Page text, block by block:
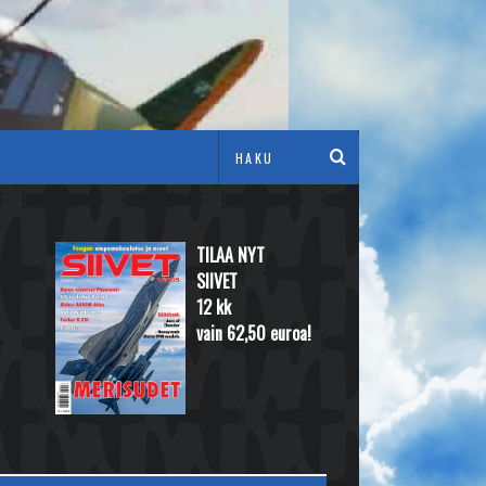
TILAA NYT
SIIVET
12 kk
vain 62,50 euroa!